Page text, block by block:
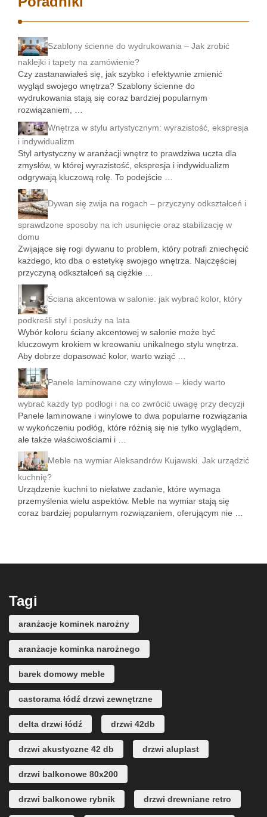
Szablony ścienne do wydrukowania – Jak zrobić
naklejki i tapety na zamówienie?
Czy zastanawiałeś się, jak szybko i efektywnie zmienić
wygląd swojego wnętrza? Szablony ścienne do
wydrukowania stają się coraz bardziej popularnym
rozwiązaniem, …
Wnętrza w stylu artystycznym: wyrazistość, ekspresja
i indywidualizm
Styl artystyczny w aranżacji wnętrz to prawdziwa uczta dla
zmysłów, w której wyrazistość, ekspresja i indywidualizm
odgrywają kluczową rolę. To podejście …
Dywan się zwija na rogach – przyczyny odkształceń i
sprawdzone sposoby na ich usunięcie oraz stabilizację w
domu
Zwijające się rogi dywanu to problem, który potrafi zniechęcić
każdego, kto dba o estetykę swojego wnętrza. Najczęściej
przyczyną odkształceń są ciężkie …
Ściana akcentowa w salonie: jak wybrać kolor, który
podkreśli styl i posłuży na lata
Wybór koloru ściany akcentowej w salonie może być
kluczowym krokiem w kreowaniu unikalnego stylu wnętrza.
Aby dobrze dopasować kolor, warto wziąć …
Panele laminowane czy winylowe – kiedy warto
wybrać każdy typ podłogi i na co zwrócić uwagę przy decyzji
Panele laminowane i winylowe to dwa popularne rozwiązania
w wykończeniu podłóg, które różnią się nie tylko wyglądem,
ale także właściwościami i …
Meble na wymiar Aleksandrów Kujawski. Jak urządzić
kuchnię?
Urządzenie kuchni to niełatwe zadanie, które wymaga
przemyślenia wielu aspektów. Meble na wymiar stają się
coraz bardziej popularnym rozwiązaniem, oferującym nie …
Tagi
aranżacje kominek narożny
aranżacje kominka narożnego
barek domowy meble
castorama łódź drzwi zewnętrzne
delta drzwi łódź drzwi 42db
drzwi akustyczne 42 db drzwi aluplast
drzwi balkonowe 80x200
drzwi balkonowe rybnik drzwi drewniane retro